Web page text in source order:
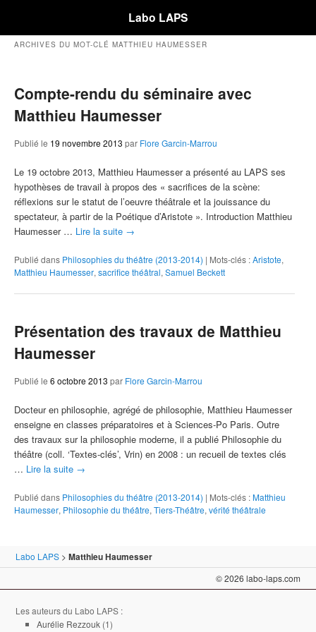
Labo LAPS
ARCHIVES DU MOT-CLÉ MATTHIEU HAUMESSER
Compte-rendu du séminaire avec
Matthieu Haumesser
Publié le 19 novembre 2013 par Flore Garcin-Marrou
Le 19 octobre 2013, Matthieu Haumesser a présenté au LAPS ses
hypothèses de travail à propos des « sacrifices de la scène:
réflexions sur le statut de l’oeuvre théâtrale et la jouissance du
spectateur, à partir de la Poétique d’Aristote ». Introduction Matthieu
Haumesser … Lire la suite →
Publié dans Philosophies du théâtre (2013-2014) | Mots-clés :Aristote,
Matthieu Haumesser, sacrifice théâtral, Samuel Beckett
Présentation des travaux de Matthieu
Haumesser
Publié le 6 octobre 2013 par Flore Garcin-Marrou
Docteur en philosophie, agrégé de philosophie, Matthieu Haumesser
enseigne en classes préparatoires et à Sciences-Po Paris. Outre
des travaux sur la philosophie moderne, il a publié Philosophie du
théâtre (coll. ‘Textes-clés’, Vrin) en 2008 : un recueil de textes clés
… Lire la suite →
Publié dans Philosophies du théâtre (2013-2014) | Mots-clés :Matthieu
Haumesser, Philosophie du théâtre, Tiers-Théâtre, vérité théâtrale
Labo LAPS >Matthieu Haumesser
© 2026 labo-laps.com
Les auteurs du Labo LAPS :
Aurélie Rezzouk (1)